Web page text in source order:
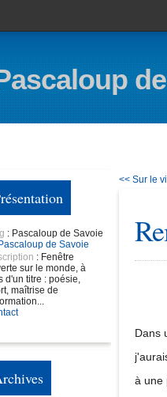
: Pascaloup de Savoie
: Fenêtre
sur le monde, à
d'un titre : poésie,
maîtrise de
<< Sur le
Dans
à une